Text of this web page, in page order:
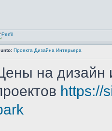
Проекта Дизайна Интерьера
на дизайн
https://